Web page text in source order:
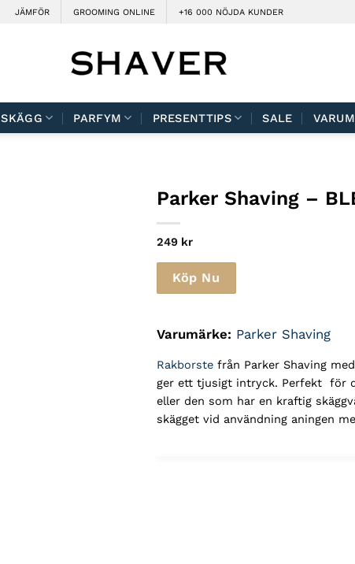
JÄMFÖR GROOMING ONLINE +16 000 NÖJDA KUNDER
SKÄGG PARFYM PRESENTTIPS SALE
Parker Shaving–
249 kr
Köp Nu
Varumärke: Parker Shaving
Rakborstefrån Parker Shaving
ger ett tjusigt intryck. Perfekt för
eller den som har en kraftig
skägget vid användning aningen